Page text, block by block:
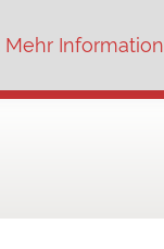
Mehr Information